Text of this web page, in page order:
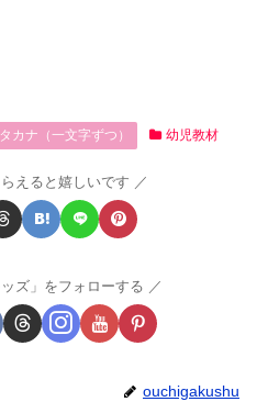
カナ（一文字ずつ） 幼児教材
えると嬉しいです
ッズ」をフォローする
ouchigakushu